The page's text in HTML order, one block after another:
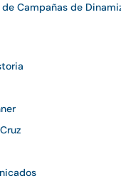
Campañas de